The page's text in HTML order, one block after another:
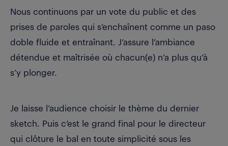
Nous continuons par un vote du public et des
prises de paroles qui s’enchaînent comme un paso
doble fluide et entraînant. J’assure l’ambiance
détendue et maîtrisée où chacun(e) n’a plus qu’à
s’y plonger.
Je laisse l’audience choisir le thème du dernier
sketch. Puis c’est le grand final pour le directeur
qui clôture le bal en toute simplicité sous les